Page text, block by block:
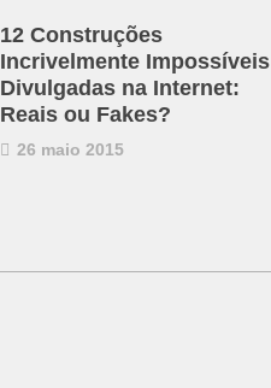
12 Construções
Incrivelmente Impossíveis
Divulgadas na Internet:
Reais ou Fakes?
26 maio 2015